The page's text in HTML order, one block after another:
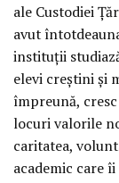
ale Custodiei
avut
instituții
elevi creștini și
împreună,
locuri valorile
caritatea,
academic care